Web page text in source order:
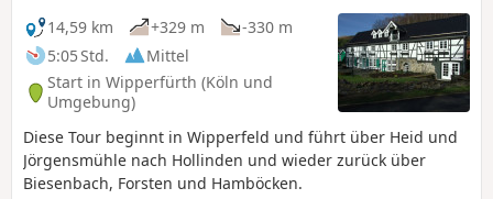
14,59 km
+329 m
-330 m
5:05 Std.
Mittel
Start in Wipperfürth (Köln und
Umgebung)
Diese Tour beginnt in Wipperfeld und führt über Heid und
Jörgensmühle nach Hollinden und wieder zurück über
Biesenbach, Forsten und Hamböcken.